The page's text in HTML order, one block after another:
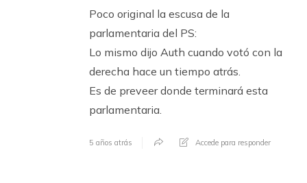
Poco original la escusa de la
parlamentaria del PS:
Lo mismo dijo Auth cuando votó con la
derecha hace un tiempo atrás.
Es de preveer donde terminará esta
parlamentaria.
5 años atrás Accede para responder